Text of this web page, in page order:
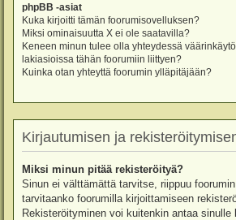
phpBB -asiat
Kuka kirjoitti tämän foorumisovelluksen?
Miksi ominaisuutta X ei ole saatavilla?
Keneen minun tulee olla yhteydessä
lakiasioissa tähän foorumiin liittyen?
Kuinka otan yhteyttä foorumin ylläpitäjään?
Kirjautumisen ja
Miksi minun pitää rekisteröityä?
Sinun ei välttämättä tarvitse, riippuu
tarvitaanko foorumilla kirjoittamiseen
Rekisteröityminen voi kuitenkin antaa sinulle